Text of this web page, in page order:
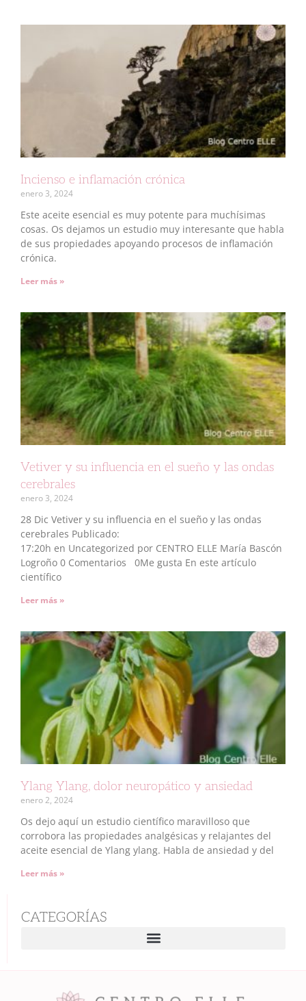
Incienso e inflamación crónica
enero 3, 2024
Este aceite esencial es muy potente para muchísimas
cosas. Os dejamos un estudio muy interesante que habla
de sus propiedades apoyando procesos de inflamación
crónica.
Leer más »
Vetiver y su influencia en el sueño y las ondas
cerebrales
enero 3, 2024
28 Dic Vetiver y su influencia en el sueño y las ondas
cerebrales Publicado:
17:20h en Uncategorized por CENTRO ELLE María Bascón
Logroño 0 Comentarios 0Me gusta En este artículo
científico
Leer más »
Ylang Ylang, dolor neuropático y ansiedad
enero 2, 2024
Os dejo aquí un estudio científico maravilloso que
corrobora las propiedades analgésicas y relajantes del
aceite esencial de Ylang ylang. Habla de ansiedad y del
Leer más »
CATEGORÍAS